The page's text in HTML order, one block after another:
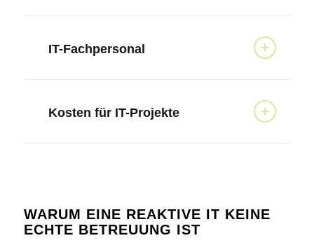
IT-Fachpersonal
Kosten für IT-Projekte
WARUM EINE REAKTIVE IT KEINE
ECHTE BETREUUNG IST